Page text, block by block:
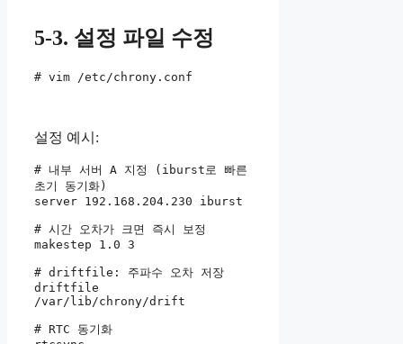
5-3. 설정 파일 수정
# vim /etc/chrony.conf
설정 예시:
# 내부 서버 A 지정 (iburst로 빠른
초기 동기화)
server 192.168.204.230 iburst
# 시간 오차가 크면 즉시 보정
makestep 1.0 3
# driftfile: 주파수 오차 저장
driftfile
/var/lib/chrony/drift
# RTC 동기화